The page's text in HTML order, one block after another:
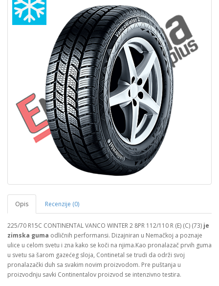
Opis Recenzije (0)
225/70 R15C CONTINENTAL VANCO WINTER 2 8PR 112/110 R (E) (C) (73) je
zimska guma odličnih performansi. Dizajniran u Nemačkoj a poznaje
ulice u celom svetu i zna kako se koči na njima.Kao pronalazač prvih guma
u svetu sa šarom gazećeg sloja, Continetal se trudi da održi svoj
pronalazački duh sa svakim novim proizvodom. Pre puštanja u
proizvodnju savki Continentalov proizvod se intenzivno testira.